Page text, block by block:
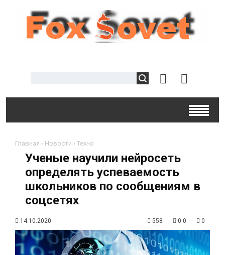
Главная › Новости › Техно
Ученые научили нейросеть
определять успеваемость
школьников по сообщениям в
соцсетях
14.10.2020 558 0.0 0